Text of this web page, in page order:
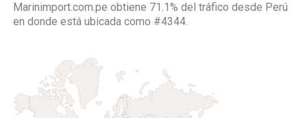
Marinimport.com.pe obtiene 71.1% del tráfico desde Perú
en donde está ubicada como #4344.